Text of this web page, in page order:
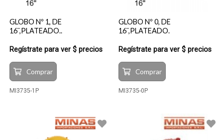
GLOBO Nº 1, DE
16¨,PLATEADO..
Regístrate para ver $ precios
Comprar
MI3735-1P
GLOBO Nº 0, DE
16¨,PLATEADO.
Regístrate para ver $ precios
Comprar
MI3735-0P